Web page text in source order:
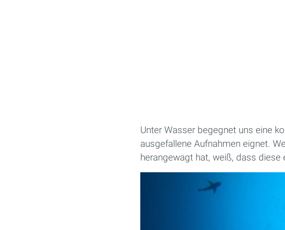
Unter Wasser begegnet uns eine
ausgefallene Aufnahmen eignet.
herangewagt hat, weiß, dass